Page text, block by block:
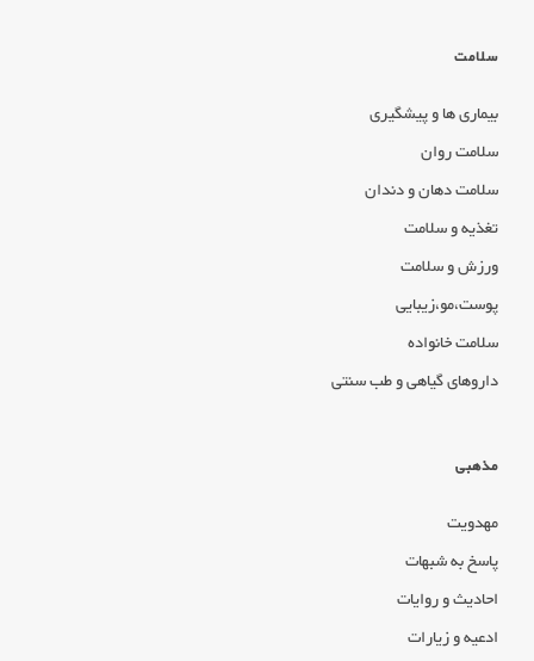
سلامت
بیماری ها و پیشگیری
سلامت روان
سلامت دهان و دندان
تغذیه و سلامت
ورزش و سلامت
پوست،مو،زیبایی
سلامت خانواده
داروهای گیاهی و طب سنتی
مذهبی
مهدویت
پاسخ به شبهات
احادیث و روایات
ادعیه و زیارات